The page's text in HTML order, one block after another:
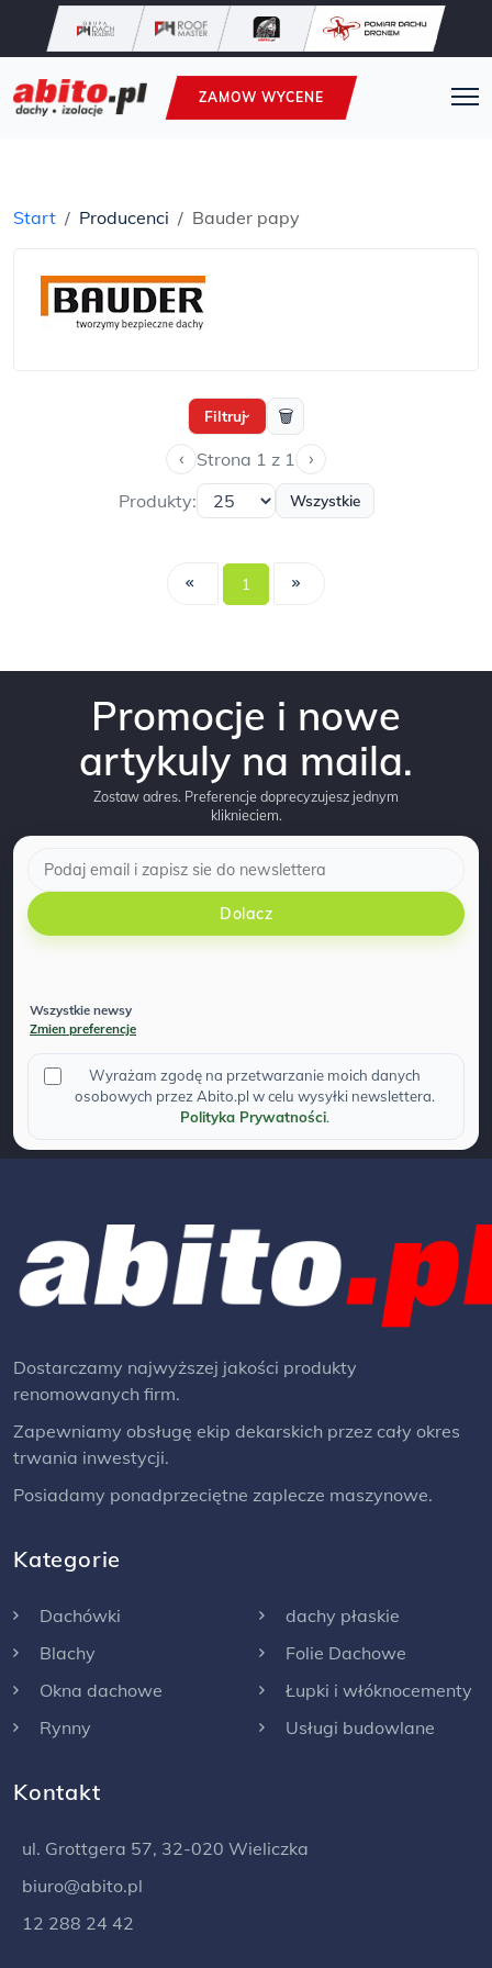
ZAMOW WYCENE
Start Producenci Bauder papy
Filtruj› 🗑
‹ Strona 1 z 1 ›
Produkty: Wszystkie
1
Promocje i nowe
artykuly na maila.
Zostaw adres. Preferencje doprecyzujesz jednym
kliknieciem.
Dolacz
Wszystkie newsy
Zmien preferencje
Wyrażam zgodę na przetwarzanie moich danych
osobowych przez Abito.pl w celu wysyłki newslettera.
Polityka Prywatności.
Dostarczamy najwyższej jakości produkty
renomowanych firm.
Zapewniamy obsługę ekip dekarskich przez cały okres
trwania inwestycji.
Posiadamy ponadprzeciętne zaplecze maszynowe.
Kategorie
Dachówki
Blachy
Okna dachowe
Rynny
dachy płaskie
Folie Dachowe
Łupki i włóknocementy
Usługi budowlane
Kontakt
ul. Grottgera 57, 32-020 Wieliczka
biuro@abito.pl
12 288 24 42